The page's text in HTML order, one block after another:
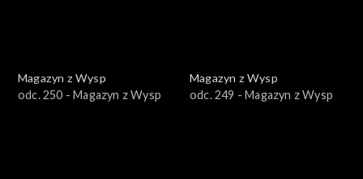
Magazyn z Wysp
odc. 250 - Magazyn z Wysp
Magazyn z Wysp
odc. 249 - Magazyn z Wysp